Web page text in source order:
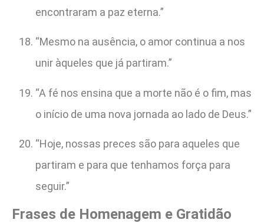
encontraram a paz eterna.”
“Mesmo na ausência, o amor continua a nos
unir àqueles que já partiram.”
“A fé nos ensina que a morte não é o fim, mas
o início de uma nova jornada ao lado de Deus.”
“Hoje, nossas preces são para aqueles que
partiram e para que tenhamos força para
seguir.”
Frases de Homenagem e Gratidão